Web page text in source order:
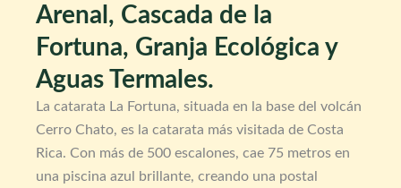
Arenal, Cascada de la
Fortuna, Granja Ecológica y
Aguas Termales.
La catarata La Fortuna, situada en la base del volcán
Cerro Chato, es la catarata más visitada de Costa
Rica. Con más de 500 escalones, cae 75 metros en
una piscina azul brillante, creando una postal